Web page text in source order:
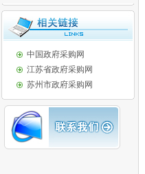
中国政府采购网
江苏省政府采购网
苏州市政府采购网